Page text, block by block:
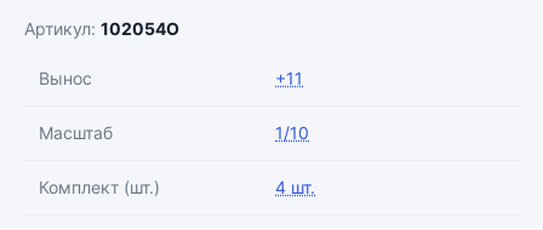
Артикул: 102054O
Вынос +11
Масштаб 1/10
Комплект (шт.) 4 шт.